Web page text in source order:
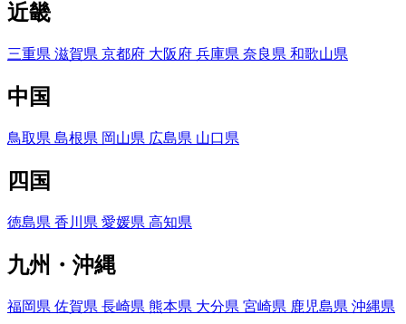
近畿
三重県 滋賀県 京都府 大阪府 兵庫県 奈良県 和歌山県
中国
鳥取県 島根県 岡山県 広島県 山口県
四国
徳島県 香川県 愛媛県 高知県
九州・沖縄
福岡県 佐賀県 長崎県 熊本県 大分県 宮崎県 鹿児島県 沖縄県